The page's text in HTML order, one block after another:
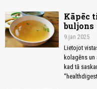
Kāpēc
buljons
9.jan 2025
Lietojot
kolagēns
kad tā